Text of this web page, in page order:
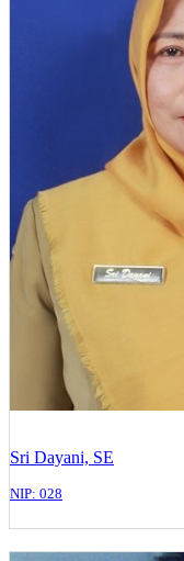
Sri Dayani, SE
NIP: 028